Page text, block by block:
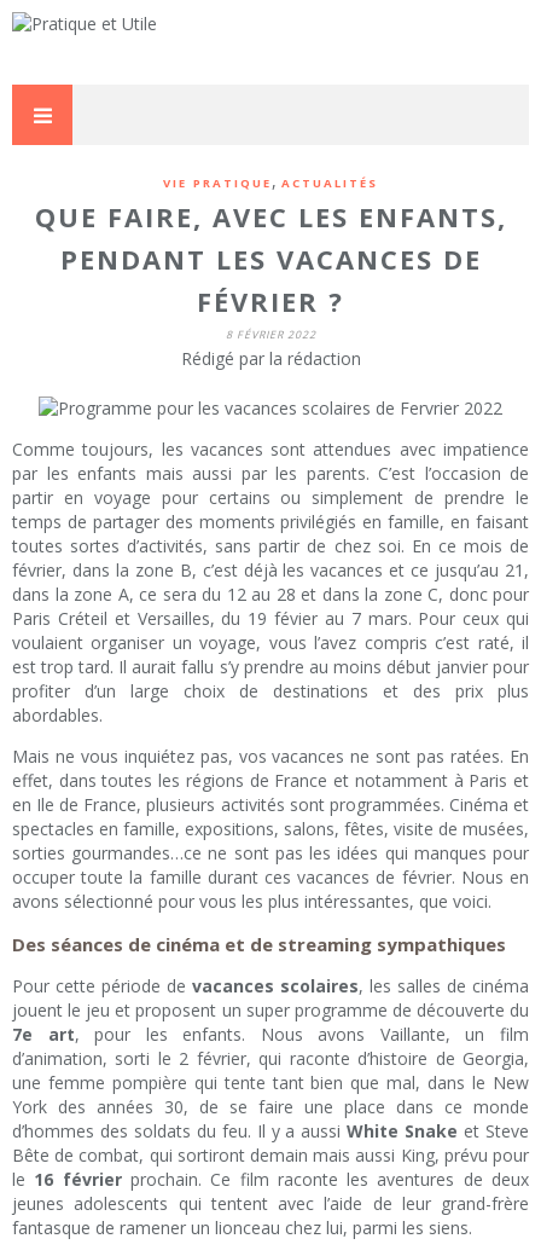
VIE PRATIQUE , ACTUALITÉS
QUE FAIRE, AVEC LES ENFANTS,
PENDANT LES VACANCES DE
FÉVRIER ?
8 FÉVRIER 2022
Rédigé par la rédaction
Comme toujours, les vacances sont attendues avec impatience
par les enfants mais aussi par les parents. C’est l’occasion de
partir en voyage pour certains ou simplement de prendre le
temps de partager des moments privilégiés en famille, en faisant
toutes sortes d’activités, sans partir de chez soi. En ce mois de
février, dans la zone B, c’est déjà les vacances et ce jusqu’au 21,
dans la zone A, ce sera du 12 au 28 et dans la zone C, donc pour
Paris Créteil et Versailles, du 19 févier au 7 mars. Pour ceux qui
voulaient organiser un voyage, vous l’avez compris c’est raté, il
est trop tard. Il aurait fallu s’y prendre au moins début janvier pour
profiter d’un large choix de destinations et des prix plus
abordables.
Mais ne vous inquiétez pas, vos vacances ne sont pas ratées. En
effet, dans toutes les régions de France et notamment à Paris et
en Ile de France, plusieurs activités sont programmées. Cinéma et
spectacles en famille, expositions, salons, fêtes, visite de musées,
sorties gourmandes…ce ne sont pas les idées qui manques pour
occuper toute la famille durant ces vacances de février. Nous en
avons sélectionné pour vous les plus intéressantes, que voici.
Des séances de cinéma et de streaming sympathiques
Pour cette période de vacances scolaires, les salles de cinéma
jouent le jeu et proposent un super programme de découverte du
7e art, pour les enfants. Nous avons Vaillante, un film
d’animation, sorti le 2 février, qui raconte d’histoire de Georgia,
une femme pompière qui tente tant bien que mal, dans le New
York des années 30, de se faire une place dans ce monde
d’hommes des soldats du feu. Il y a aussiWhite Snake et Steve
Bête de combat, qui sortiront demain mais aussi King, prévu pour
le 16 févrierprochain. Ce film raconte les aventures de deux
jeunes adolescents qui tentent avec l’aide de leur grand-frère
fantasque de ramener un lionceau chez lui, parmi les siens.